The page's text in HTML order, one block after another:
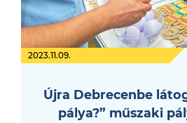
2023.11.09.
Újra Debrecenbe
pálya?” műszaki